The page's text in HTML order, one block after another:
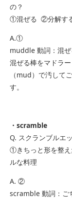
の？
①混ぜる ②分解す
A.①
muddle 動詞：混ぜ
混ぜる棒をマドラ
（mud）で汚して
す。
・scramble
Q. スクランブルエ
①きちっと形を整
ルな料理
A. ②
scramble 動詞：ご